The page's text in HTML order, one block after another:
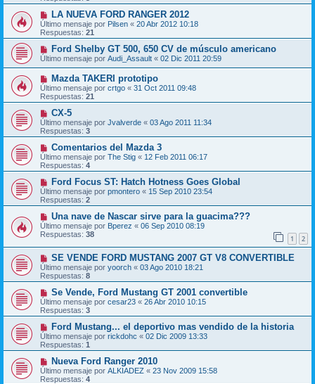
LA NUEVA FORD RANGER 2012
Último mensaje por Pilsen « 20 Abr 2012 10:18
Respuestas: 21
Ford Shelby GT 500, 650 CV de músculo americano
Último mensaje por Audi_Assault « 02 Dic 2011 20:59
Mazda TAKERI prototipo
Último mensaje por crtgo « 31 Oct 2011 09:48
Respuestas: 21
CX-5
Último mensaje por Jvalverde « 03 Ago 2011 11:34
Respuestas: 3
Comentarios del Mazda 3
Último mensaje por The Stig « 12 Feb 2011 06:17
Respuestas: 4
Ford Focus ST: Hatch Hotness Goes Global
Último mensaje por pmontero « 15 Sep 2010 23:54
Respuestas: 2
Una nave de Nascar sirve para la guacima???
Último mensaje por Bperez « 06 Sep 2010 08:19
Respuestas: 38 1 2
SE VENDE FORD MUSTANG 2007 GT V8 CONVERTIBLE
Último mensaje por yoorch « 03 Ago 2010 18:21
Respuestas: 8
Se Vende, Ford Mustang GT 2001 convertible
Último mensaje por cesar23 « 26 Abr 2010 10:15
Respuestas: 3
Ford Mustang... el deportivo mas vendido de la historia
Último mensaje por rickdohc « 02 Dic 2009 13:33
Respuestas: 1
Nueva Ford Ranger 2010
Último mensaje por ALKIADEZ « 23 Nov 2009 15:58
Respuestas: 4